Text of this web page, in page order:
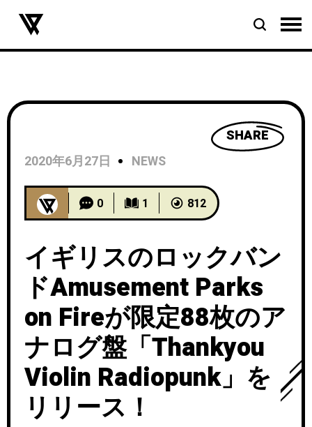
SHARE
2020年6月27日
NEWS
0 1 812
イギリスのロックバン
ドAmusement Parks
on Fireが限定88枚のア
ナログ盤「Thankyou
Violin Radiopunk」を
リリース！